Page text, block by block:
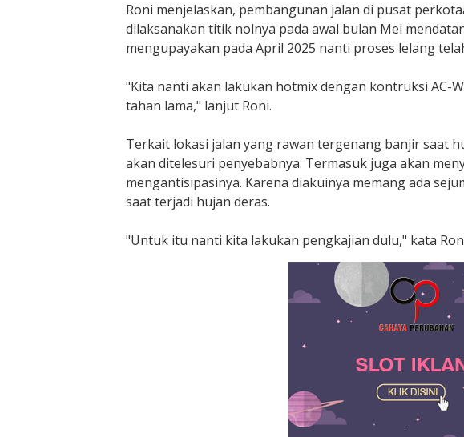
Roni menjelaskan, pembangunan jalan di pusat
dilaksanakan titik nolnya pada awal bulan Mei
mengupayakan pada April 2025 nanti proses lelang
"Kita nanti akan lakukan hotmix dengan kontruksi AC-
tahan lama," lanjut Roni.
Terkait lokasi jalan yang rawan tergenang banjir saat
akan ditelesuri penyebabnya. Termasuk juga akan
mengantisipasinya. Karena diakuinya memang ada
saat terjadi hujan deras.
"Untuk itu nanti kita lakukan pengkajian dulu," kata